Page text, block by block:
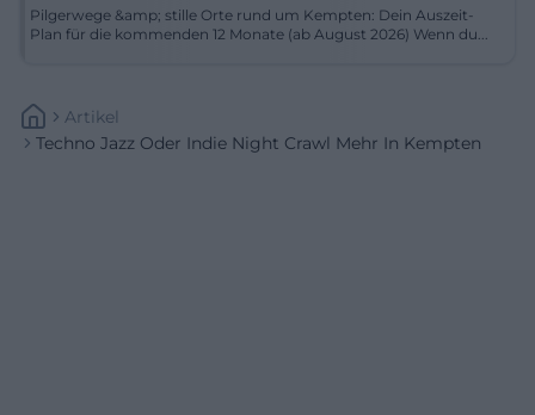
Pilgerwege &amp; stille Orte rund um Kempten: Dein Auszeit-
Plan für die kommenden 12 Monate (ab August 2026) Wenn du...
Artikel
Techno Jazz Oder Indie Night Crawl Mehr In Kempten